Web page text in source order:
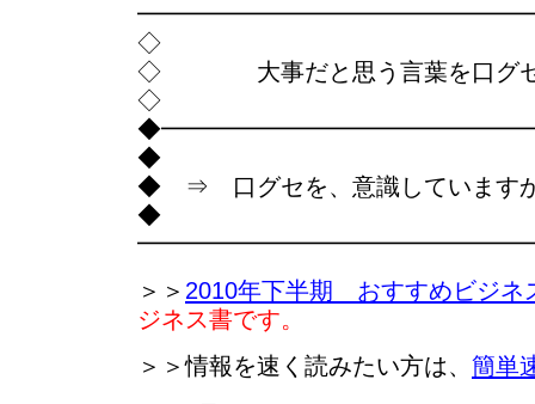
◇
◇ 大事だと思う言葉を口グセ
◇
◆
◆ ⇒ 口グセを、意識しています
◆
＞＞ 2010年下半期 おすすめビジネ
ジネス書です。
＞＞情報を速く読みたい方は、 簡単